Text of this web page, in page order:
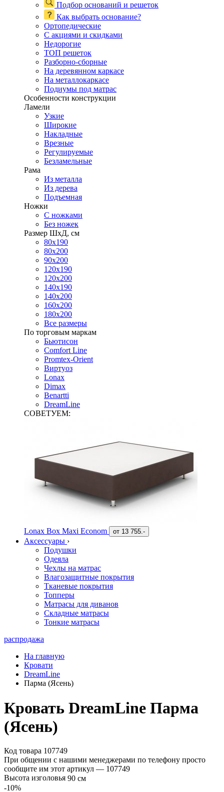
Подбор оснований и решеток
Как выбрать основание?
Ортопедические
С акциями и скидками
Недорогие
ТОП решеток
Разборно-сборные
На деревянном каркасе
На металлокаркасе
Подиумы под матрас
Особенности конструкции
Ламели
Узкие
Широкие
Накладные
Врезные
Регулируемые
Безламельные
Рама
Из металла
Из дерева
Подъемная
Ножки
С ножками
Без ножек
Размер ШхД, см
80х190
80х200
90х200
120х190
120х200
140х190
140х200
160х200
180х200
Все размеры
По торговым маркам
Бьютисон
Comfort Line
Promtex-Orient
Виртуоз
Lonax
Dimax
Benartti
DreamLine
СОВЕТУЕМ:
Lonax Box Maxi Econom от 13 755.-
Аксессуары ›
Подушки
Одеяла
Чехлы на матрас
Влагозащитные покрытия
Тканевые покрытия
Топперы
Матрасы для диванов
Складные матрасы
Тонкие матрасы
распродажа
На главную
Кровати
DreamLine
Парма (Ясень)
Кровать DreamLine Парма
(Ясень)
Код товара 107749
При общении с нашими менеджерами по телефону просто
сообщите им этот артикул — 107749
Высота изголовья 90 см
-10%